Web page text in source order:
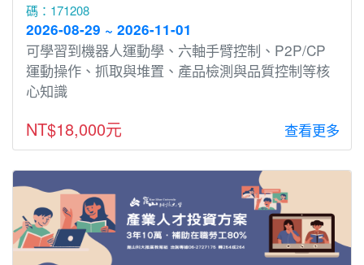
碼：171208
2026-08-29 ~ 2026-11-01
可學習到機器人運動學、六軸手臂控制、P2P/CP
運動操作、抓取與堆置、產品檢測與品質控制等核
心知識
NT$18,000元 查看更多